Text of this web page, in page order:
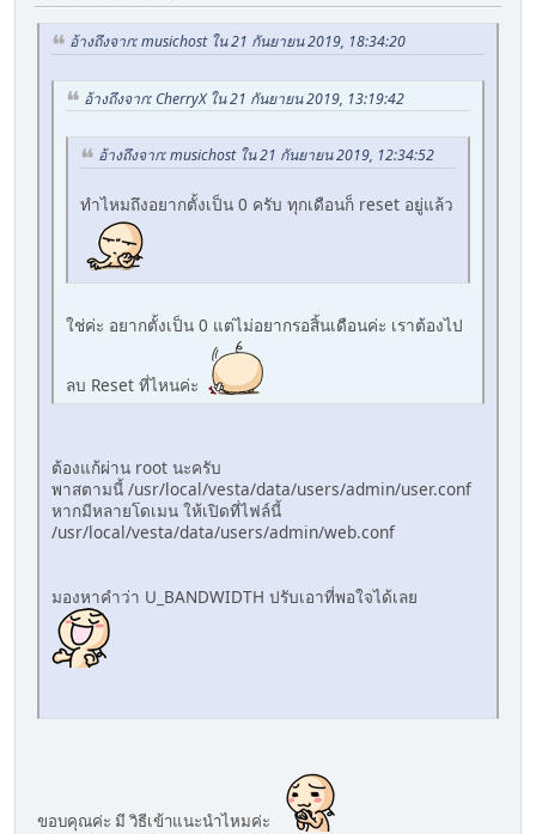
อ้างถึงจาก: musichost ใน 21 กันยายน 2019, 18:34:20
อ้างถึงจาก: CherryX ใน 21 กันยายน 2019, 13:19:42
อ้างถึงจาก: musichost ใน 21 กันยายน 2019, 12:34:52
ทำไหมถึงอยากตั้งเป็น 0 ครับ ทุกเดือนก็ reset อยู่แล้ว
ใช่ค่ะ อยากตั้งเป็น 0 แต่ไม่อยากรอสิ้นเดือนค่ะ เราต้องไป
ลบ Reset ที่ไหนค่ะ
ต้องแก้ผ่าน root นะครับ
พาสตามนี้ /usr/local/vesta/data/users/admin/user.conf
หากมีหลายโดเมน ให้เปิดที่ไฟล์นี้
/usr/local/vesta/data/users/admin/web.conf
มองหาคำว่า U_BANDWIDTH ปรับเอาที่พอใจได้เลย
ขอบคุณค่ะ มี วิธีเข้าแนะนำไหมค่ะ